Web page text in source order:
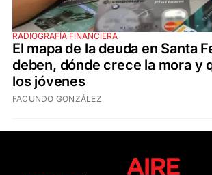
RADIOGRAFÍA FINANCIERA
El mapa de la deuda en Santa
deben, dónde crece la mora y
los jóvenes
FACUNDO GONZÁLEZ